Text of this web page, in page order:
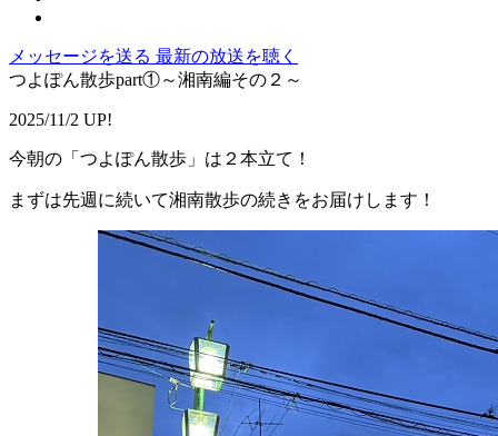
メッセージを送る 最新の放送を聴く
つよぽん散歩part①～湘南編その２～
2025/11/2 UP!
今朝の「つよぽん散歩」は２本立て！
まずは先週に続いて湘南散歩の続きをお届けします！